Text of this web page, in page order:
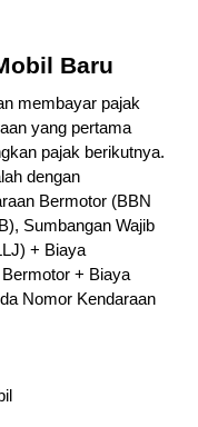
Baru
membayar pajak
yang pertama
pajak berikutnya.
dengan
Bermotor (BBN
Sumbangan Wajib
+ Biaya
+ Biaya
Nomor Kendaraan